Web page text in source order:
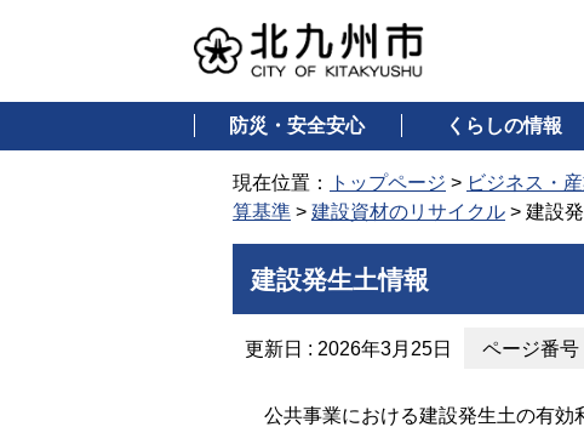
防災・安全安心 くらしの情報
現在位置： トップページ > ビジネス・
算基準 > 建設資材のリサイクル > 建設
建設発生土情報
更新日 : 2026年3月25日 ページ番
公共事業における建設発生土の有効